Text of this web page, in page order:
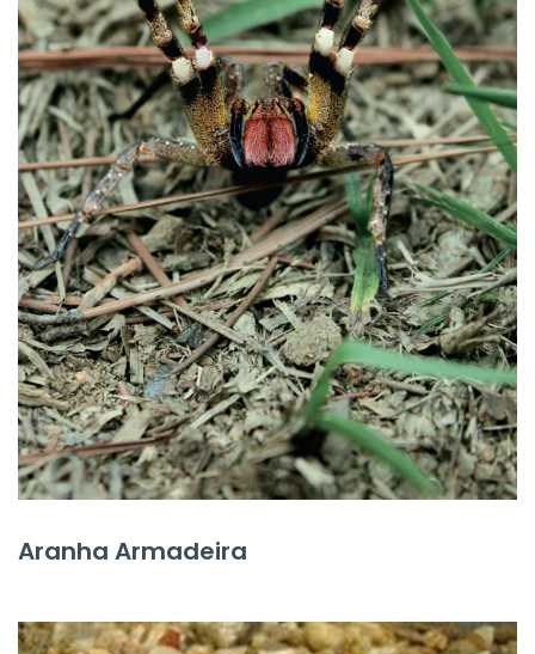
Aranha Armadeira